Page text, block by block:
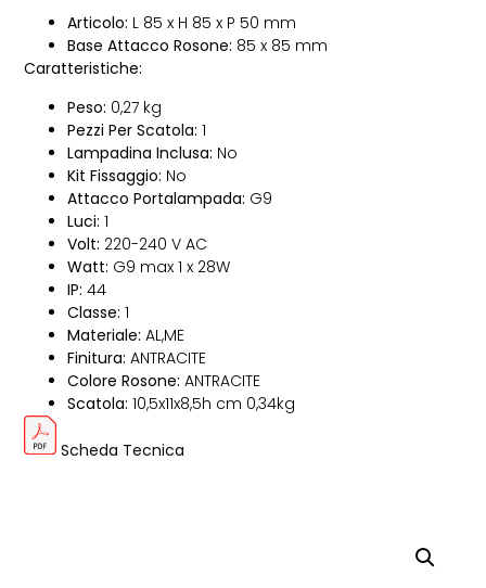
Articolo: L 85 x H 85 x P 50 mm
Base Attacco Rosone: 85 x 85 mm
Caratteristiche:
Peso: 0,27 kg
Pezzi Per Scatola: 1
Lampadina Inclusa: No
Kit Fissaggio: No
Attacco Portalampada: G9
Luci: 1
Volt: 220-240 V AC
Watt: G9 max 1 x 28W
IP: 44
Classe: 1
Materiale: AL,ME
Finitura: ANTRACITE
Colore Rosone: ANTRACITE
Scatola: 10,5x11x8,5h cm 0,34kg
Scheda Tecnica